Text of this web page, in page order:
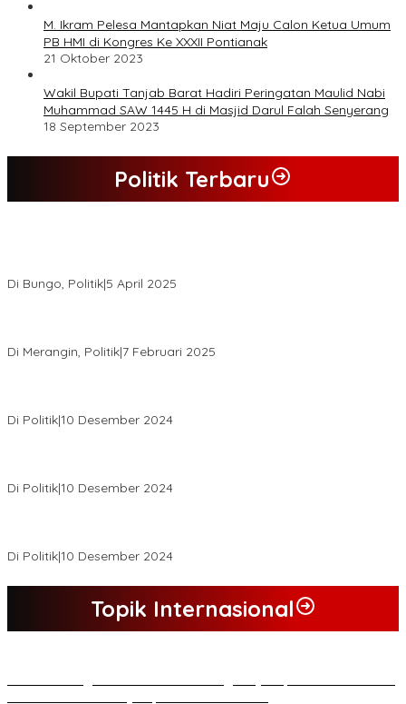
M. Ikram Pelesa Mantapkan Niat Maju Calon Ketua Umum
PB HMI di Kongres Ke XXXII Pontianak
21 Oktober 2023
Wakil Bupati Tanjab Barat Hadiri Peringatan Maulid Nabi
Muhammad SAW 1445 H di Masjid Darul Falah Senyerang
18 September 2023
Politik Terbaru
Di Bungo, Politik|5 April 2025
Di Merangin, Politik|7 Februari 2025
Di Politik|10 Desember 2024
Di Politik|10 Desember 2024
Di Politik|10 Desember 2024
Topik Internasional